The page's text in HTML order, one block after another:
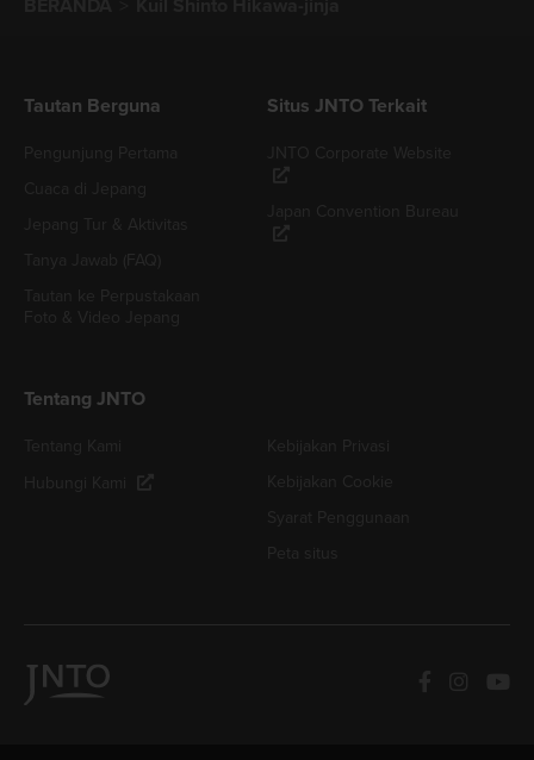
Tautan Berguna Situs JNTO Terkait
Tentang JNTO